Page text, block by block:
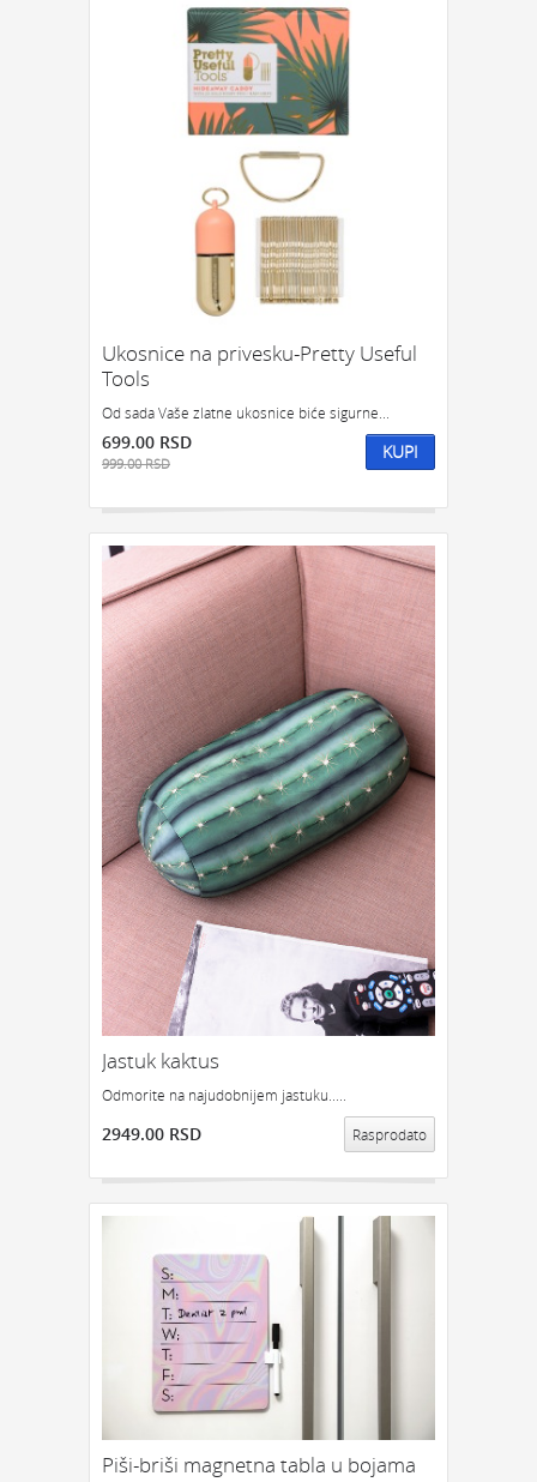
Ukosnice na privesku-Pretty Useful
Tools
Od sada Vaše zlatne ukosnice biće sigurne...
699.00 RSD
999.00 RSD
KUPI
Jastuk kaktus
Odmorite na najudobnijem jastuku.....
2949.00 RSD Rasprodato
Piši-briši magnetna tabla u bojama